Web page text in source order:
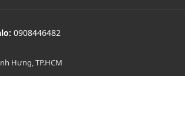
0908446482
Hưng, TP.HCM